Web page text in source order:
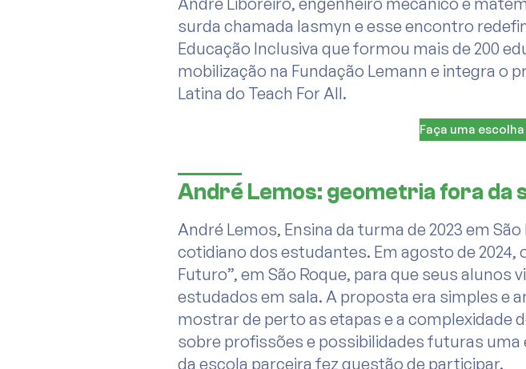
surda chamada Iasmyn e esse encontro
Educação Inclusiva que formou mais de 200
mobilização na Fundação Lemann e integra o
Latina do Teach For All.
Faça uma
André Lemos: geometria fora da
André Lemos, Ensina da turma de 2023 em
cotidiano dos estudantes. Em agosto de 2024,
Futuro”, em São Roque, para que seus
estudados em sala. A proposta era simples e
mostrar de perto as etapas e a complexidade
sobre profissões e possibilidades futuras
da escola parceira fez questão de participar.